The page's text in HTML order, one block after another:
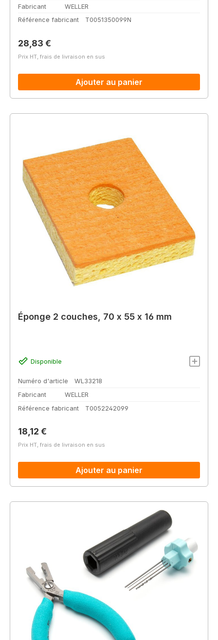
Fabricant
WELLER
Référence fabricant
T0051350099N
Prix régulier :
28,83 €
Prix HT, frais de livraison en sus
Ajouter au panier
Éponge 2 couches, 70 x 55 x 16 mm
Disponible
Numéro d'article
WL33218
Fabricant
WELLER
Référence fabricant
T0052242099
Prix régulier :
18,12 €
Prix HT, frais de livraison en sus
Ajouter au panier